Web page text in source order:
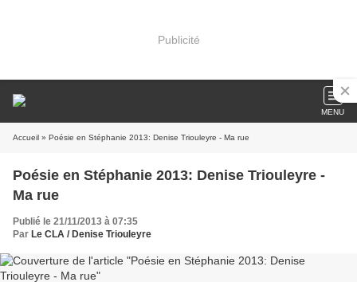
Publicité
MENU
Accueil » Poésie en Stéphanie 2013: Denise Triouleyre - Ma rue
Poésie en Stéphanie 2013: Denise Triouleyre -
Ma rue
Publié le 21/11/2013 à 07:35
Par Le CLA / Denise Triouleyre